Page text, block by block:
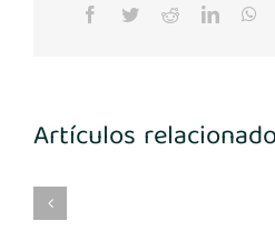
Facebook
TwitterRedditLinkedIn
Artículos